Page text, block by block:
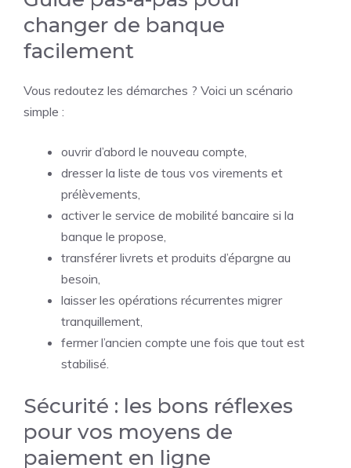
changer de banque
facilement
Vous redoutez les démarches ? Voici un scénario
simple :
ouvrir d’abord le nouveau compte,
dresser la liste de tous vos virements et
prélèvements,
activer le service de mobilité bancaire si la
banque le propose,
transférer livrets et produits d’épargne au
besoin,
laisser les opérations récurrentes migrer
tranquillement,
fermer l’ancien compte une fois que tout est
stabilisé.
Sécurité : les bons réflexes
pour vos moyens de
paiement en ligne